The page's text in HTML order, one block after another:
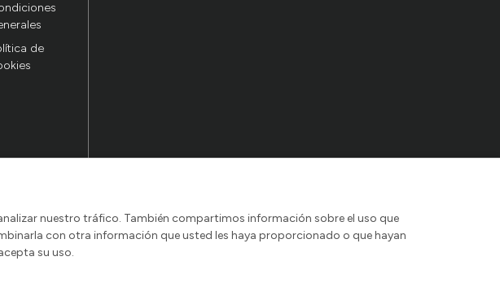
de
nuestro tráfico. También compartimos información sobre el uso que
con otra información que usted les haya proporcionado o que hayan
su uso.